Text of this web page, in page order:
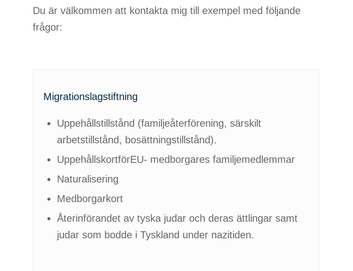
Du är välkommen att kontakta mig till exempel med följande
frågor:
Migrationslagstiftning
Uppehållstillstånd (familjeåterförening, särskilt
arbetstillstånd, bosättningstillstånd).
UppehållskortförEU- medborgares familjemedlemmar
Naturalisering
Medborgarkort
Återinförandet av tyska judar och deras ättlingar samt
judar som bodde i Tyskland under nazitiden.